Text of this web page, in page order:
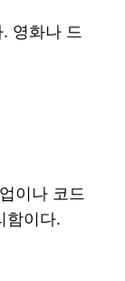
영화나 드
이나 코드
함이다.